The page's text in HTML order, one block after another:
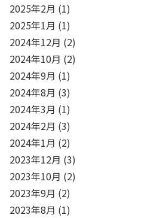
2025年2月 (1)
2025年1月 (1)
2024年12月 (2)
2024年10月 (2)
2024年9月 (1)
2024年8月 (3)
2024年3月 (1)
2024年2月 (3)
2024年1月 (2)
2023年12月 (3)
2023年10月 (2)
2023年9月 (2)
2023年8月 (1)